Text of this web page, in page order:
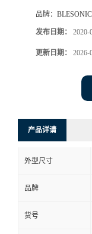
品牌：
发布日期： 2020-
更新日期： 2026-
产品详请
外型尺寸
品牌
货号